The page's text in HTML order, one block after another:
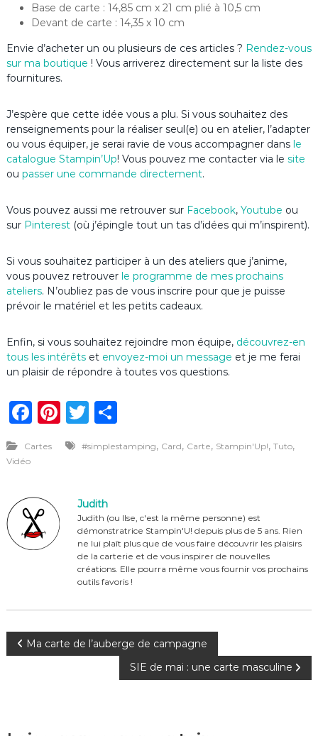
Base de carte : 14,85 cm x 21 cm plié à 10,5 cm
Devant de carte : 14,35 x 10 cm
Envie d’acheter un ou plusieurs de ces articles ? Rendez-vous
sur ma boutique ! Vous arriverez directement sur la liste des
fournitures.
J’espère que cette idée vous a plu. Si vous souhaitez des
renseignements pour la réaliser seul(e) ou en atelier, l’adapter
ou vous équiper, je serai ravie de vous accompagner dans le
catalogue Stampin’Up! Vous pouvez me contacter via le site
ou passer une commande directement.
Vous pouvez aussi me retrouver sur Facebook, Youtube ou
sur Pinterest (où j’épingle tout un tas d’idées qui m’inspirent).
Si vous souhaitez participer à un des ateliers que j’anime,
vous pouvez retrouverle programme de mes prochains
ateliers. N’oubliez pas de vous inscrire pour que je puisse
prévoir le matériel et les petits cadeaux.
Enfin, si vous souhaitez rejoindre mon équipe, découvrez-en
tous les intérêtset envoyez-moi un message et je me ferai
un plaisir de répondre à toutes vos questions.
F
c
b
o
o
Pi
n
te
st
T
it
r
P
ta
Cartes #simplestamping, Card, Carte, Stampin'Up!, Tuto,
Vidéo
Judith
Judith (ou Ilse, c'est la même personne) est
démonstratrice Stampin'U! depuis plus de 5 ans. Rien
ne lui plaît plus que de vous faire découvrir les plaisirs
de la carterie et de vous inspirer de nouvelles
créations. Elle pourra même vous fournir vos prochains
outils favoris !
N Ma carte de l’auberge de campagne
SIE de mai : une carte masculine